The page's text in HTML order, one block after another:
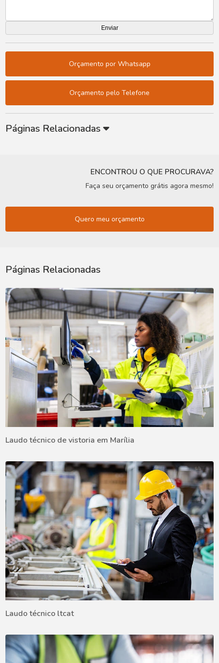
Orçamento por Whatsapp
Orçamento pelo Telefone
Páginas Relacionadas
ENCONTROU O QUE PROCURAVA?
Faça seu orçamento grátis agora mesmo!
Quero meu orçamento
Páginas Relacionadas
Laudo técnico de vistoria em Marília
Laudo técnico ltcat